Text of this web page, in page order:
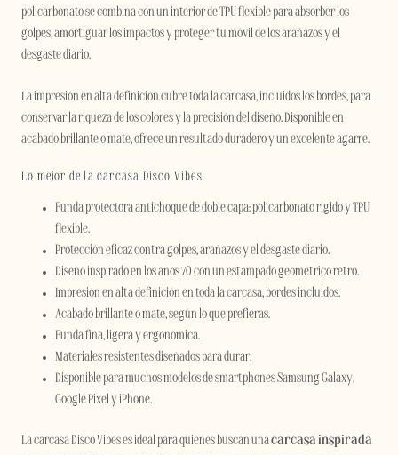
policarbonato se combina con un interior de TPU flexible para absorber los
golpes, amortiguar los impactos y proteger tu móvil de los arañazos y el
desgaste diario.
La impresión en alta definición cubre toda la carcasa, incluidos los bordes, para
conservar la riqueza de los colores y la precisión del diseño. Disponible en
acabado brillante o mate, ofrece un resultado duradero y un excelente agarre.
Lo mejor de la carcasa Disco Vibes
Funda protectora antichoque de doble capa: policarbonato rígido y TPU
flexible.
Protección eficaz contra golpes, arañazos y el desgaste diario.
Diseño inspirado en los años 70 con un estampado geométrico retro.
Impresión en alta definición en toda la carcasa, bordes incluidos.
Acabado brillante o mate, según lo que prefieras.
Funda fina, ligera y ergonómica.
Materiales resistentes diseñados para durar.
Disponible para muchos modelos de smartphones Samsung Galaxy,
Google Pixel y iPhone.
La carcasa Disco Vibes es ideal para quienes buscan unacarcasa inspirada